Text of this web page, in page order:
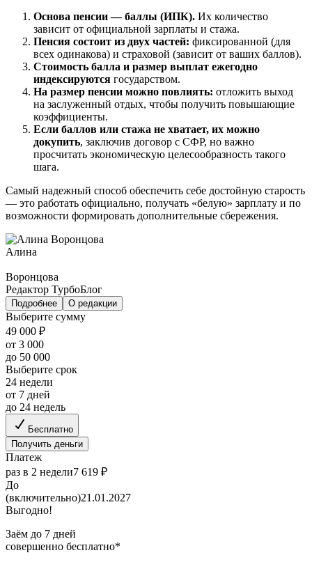
Основа пенсии — баллы (ИПК). Их количество
зависит от официальной зарплаты и стажа.
Пенсия состоит из двух частей: фиксированной (для
всех одинакова) и страховой (зависит от ваших баллов).
Стоимость балла и размер выплат ежегодно
индексируются государством.
На размер пенсии можно повлиять: отложить выход
на заслуженный отдых, чтобы получить повышающие
коэффициенты.
Если баллов или стажа не хватает, их можно
докупить, заключив договор с СФР, но важно
просчитать экономическую целесообразность такого
шага.
Самый надежный способ обеспечить себе достойную старость
— это работать официально, получать «белую» зарплату и по
возможности формировать дополнительные сбережения.
Алина
Воронцова
Редактор ТурбоБлог
Подробнее О редакции
Выберите сумму
49 000 ₽
от 3 000
до 50 000
Выберите срок
24 недели
от 7 дней
до 24 недель
Бесплатно
Получить деньги
Платеж
раз в 2 недели7 619 ₽
До
(включительно)21.01.2027
Выгодно!
Заём до 7 дней
совершенно бесплатно*